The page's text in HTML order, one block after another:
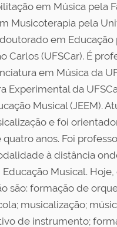
em Música pela
Musicoterapia pela
em Educação
Carlos (UFSCar). É
em Música da
Experimental da
Musical (JEEM).
e foi
anos. Foi
à distância
Musical. Hoje,
são: formação de
musicalização;
de instrumento;